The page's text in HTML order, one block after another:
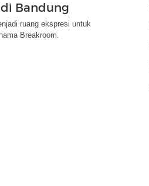
Bandung
ruang ekspresi untuk
Breakroom.